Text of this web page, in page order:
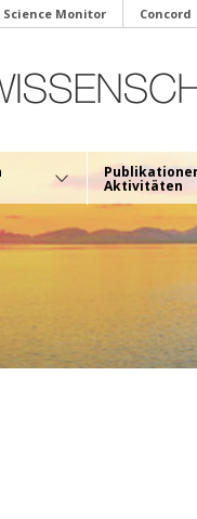
Monitor Concord
Aktivitäten